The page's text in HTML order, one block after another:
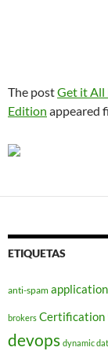
The postGet it All
Edition appeared
ETIQUETAS
anti-spam
brokers Certification
devops dynamic